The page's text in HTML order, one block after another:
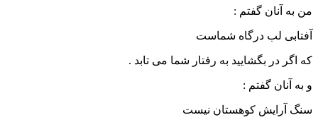
من به آنان گفتم :
آفتابی لب درگاه شماست
که اگر در بگشایید به رفتار شما می تابد .
و به آنان گفتم :
سنگ آرایش کوهستان نیست